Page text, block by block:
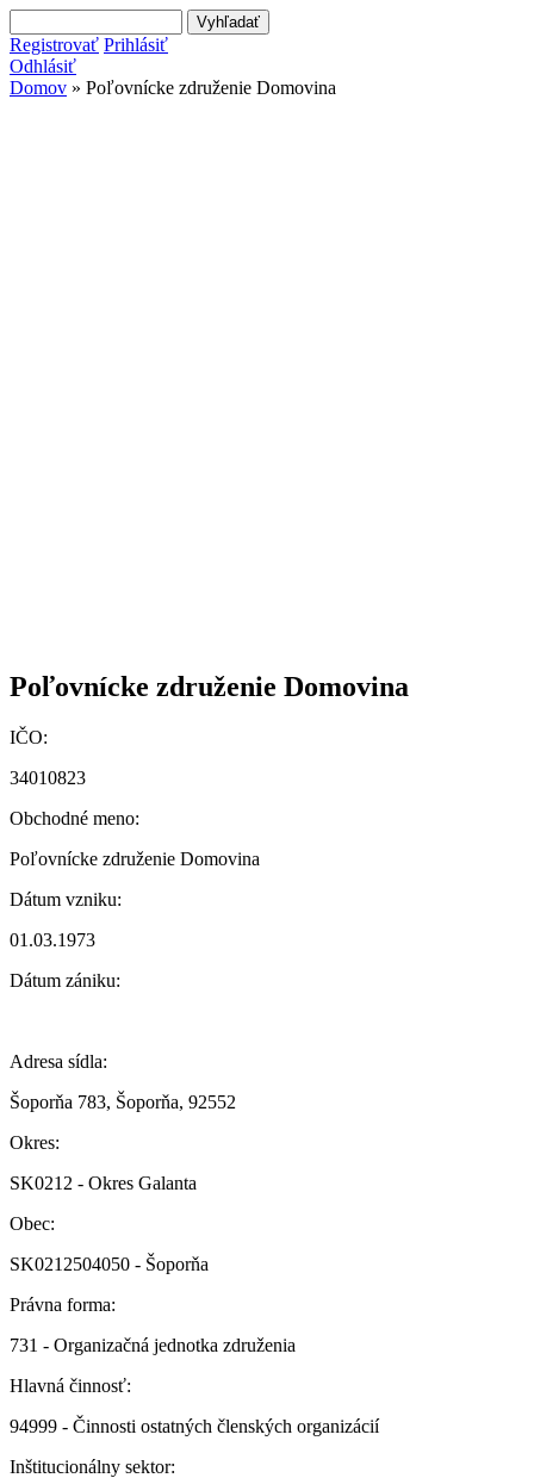
Vyhľadávanie
Registrovať Prihlásiť
Odhlásiť
Domov » Poľovnícke združenie Domovina
Poľovnícke združenie Domovina
IČO:
34010823
Obchodné meno:
Poľovnícke združenie Domovina
Dátum vzniku:
01.03.1973
Dátum zániku:
Adresa sídla:
Šoporňa 783, Šoporňa, 92552
Okres:
SK0212 - Okres Galanta
Obec:
SK0212504050 - Šoporňa
Právna forma:
731 - Organizačná jednotka združenia
Hlavná činnosť:
94999 - Činnosti ostatných členských organizácií
Inštitucionálny sektor: